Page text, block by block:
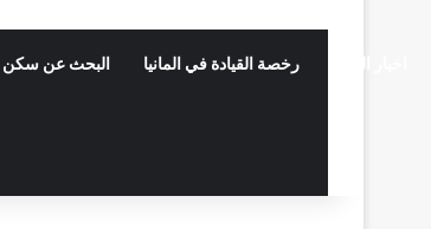
رخصة القيادة في المانيا البحث عن سكن